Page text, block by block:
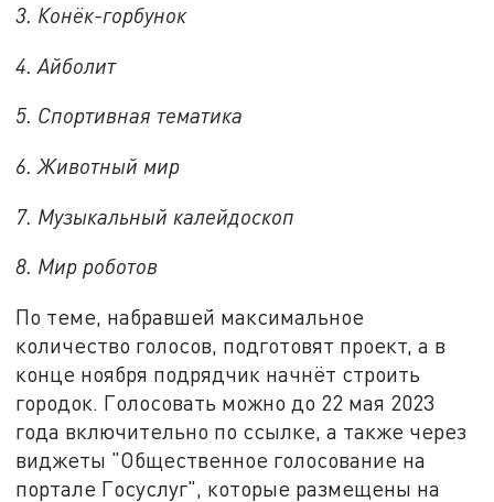
3. Конёк-горбунок
4. Айболит
5. Спортивная тематика
6. Животный мир
7. Музыкальный калейдоскоп
8. Мир роботов
По теме, набравшей максимальное
количество голосов, подготовят проект, а в
конце ноября подрядчик начнёт строить
городок. Голосовать можно до 22 мая 2023
года включительно по ссылке, а также через
виджеты "Общественное голосование на
портале Госуслуг", которые размещены на